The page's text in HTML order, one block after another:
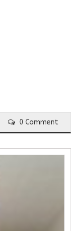
0 Comment